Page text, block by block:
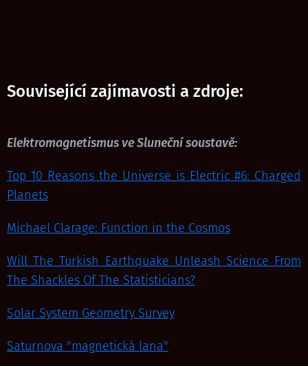
Související zajímavosti a zdroje:
Elektromagnetismus ve Sluneční soustavě:
Top 10 Reasons the Universe is Electric #6: Charged
Planets
Michael Clarage: Function in the Cosmos
Will The Turkish Earthquake Unleash Science From
The Shackles Of The Statisticians?
Solar System Geometry Survey
Saturnova "magnetická lana"